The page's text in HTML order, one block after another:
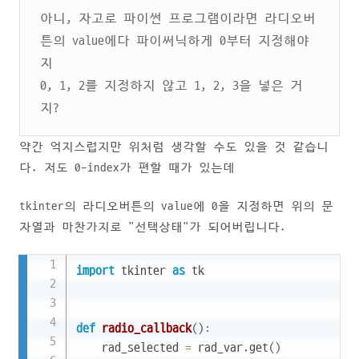
아니, 자고로 파이썬 프로그램이라면 라디오버
튼의 value에다 파이써닉하게 0부터 지정해야
지
0, 1, 2를 지정하지 않고 1, 2, 3을 넣은 거
지?
약간 억지스럽지만 위처럼 생각할 수도 있을 것 같습니
다. 저도 0-index가 편할 때가 있는데
tkinter의 라디오버튼의 value에 0을 지정하면 위의 문
자열과 마찬가지로 "선택상태"가 되어버립니다.
import tkinter as tk
def radio_callback() :
    rad_selected
= rad_var.get()